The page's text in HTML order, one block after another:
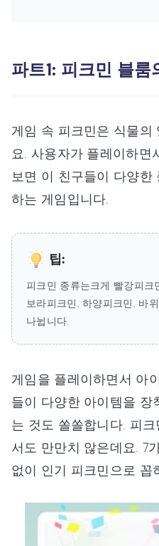
파트1: 피크민 블
게임 속 피크민은 식물의
요. 사용자가 플레이하면
보면 이 친구들이 다양
하는 게임입니다.
팁:
피크민 종류는크게 빨강피크
보라피크민, 하양피크민, 바
나뉩니다.
게임을 플레이하면서 아
들이 다양한 아이템을 장
는 것도 쏠쏠합니다. 피
서도 만만치 않은데요. 7
없이 인기 피크민으로 꼽